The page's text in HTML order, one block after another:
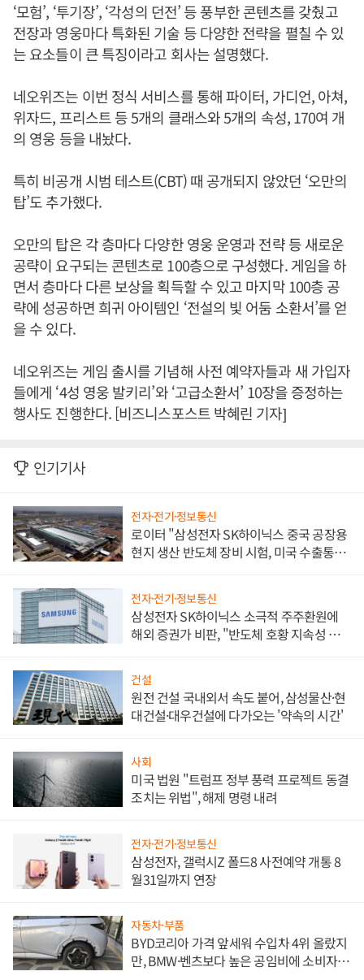
‘모험’, ‘투기장’, ‘각성의 던전’ 등 풍부한 콘텐츠를 갖췄고
전장과 영웅마다 특화된 기술 등 다양한 전략을 펼칠 수 있
는 요소들이 큰 특징이라고 회사는 설명했다.
네오위즈는 이번 정식 서비스를 통해 파이터, 가디언, 아쳐,
위자드, 프리스트 등 5개의 클래스와 5개의 속성, 170여 개
의 영웅 등을 내놨다.
특히 비공개 시범 테스트(CBT) 때 공개되지 않았던 ‘오만의
탑’도 추가했다.
오만의 탑은 각 층마다 다양한 영웅 운영과 전략 등 새로운
공략이 요구되는 콘텐츠로 100층으로 구성했다. 게임을 하
면서 층마다 다른 보상을 획득할 수 있고 마지막 100층 공
략에 성공하면 희귀 아이템인 ‘전설의 빛 어둠 소환서’를 얻
을 수 있다.
네오위즈는 게임 출시를 기념해 사전 예약자들과 새 가입자
들에게 ‘4성 영웅 발키리’와 ‘고급소환서’ 10장을 증정하는
행사도 진행한다. [비즈니스포스트 박혜린 기자]
인기기사
전자·전기·정보통신
로이터 "삼성전자 SK하이닉스 중국 공장용
현지 생산 반도체 장비 시험, 미국 수출통제
전자·전기·정보통신
삼성전자 SK하이닉스 소극적 주주환원에
해외 증권가 비판, "반도체 호황 지속성 의
건설
원전 건설 국내외서 속도 붙어, 삼성물산·현
대건설·대우건설에 다가오는 '약속의 시간'
사회
미국 법원 "트럼프 정부 풍력 프로젝트 동결
조치는 위법", 해제 명령 내려
전자·전기·정보통신
삼성전자, 갤럭시Z 폴드8 사전예약 개통 8
월31일까지 연장
자동차·부품
BYD코리아 가격 앞세워 수입차 4위 올랐지
만, BMW·벤츠보다 높은 공임비에 소비자